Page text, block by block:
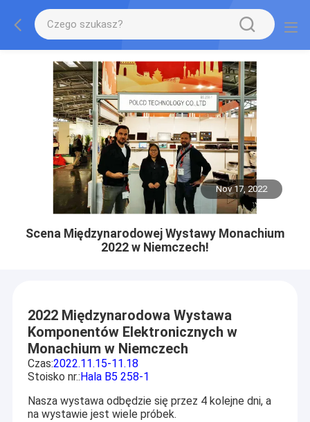
Nov 17, 2022
Scena Międzynarodowej Wystawy Monachium
2022 w Niemczech!
2022 Międzynarodowa Wystawa
Komponentów Elektronicznych w
Monachium w Niemczech
Czas:2022.11.15-11.18
Stoisko nr.: Hala B5 258-1
Nasza wystawa odbędzie się przez 4 kolejne dni, a
na wystawie jest wiele próbek.